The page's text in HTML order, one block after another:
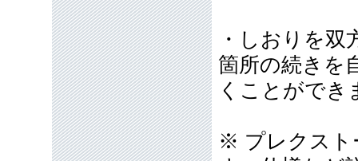
・しおりを
箇所の続きを
くことができ
※ プレクスト